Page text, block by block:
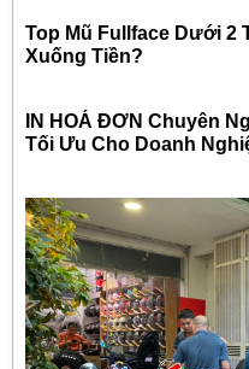
Top Mũ Fullface Dưới 2
Xuống Tiền?
IN HOÁ ĐƠN Chuyên
Tối Ưu Cho Doanh